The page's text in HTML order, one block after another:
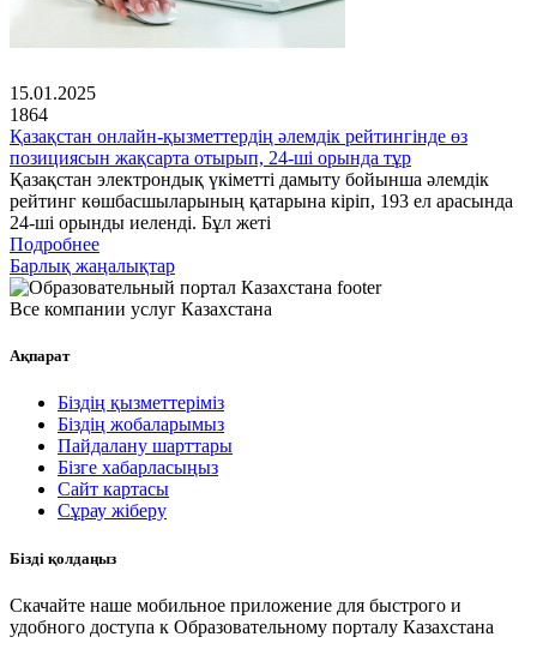
15.01.2025
1864
Қазақстан онлайн-қызметтердің әлемдік рейтингінде өз
позициясын жақсарта отырып, 24-ші орында тұр
Қазақстан электрондық үкіметті дамыту бойынша әлемдік
рейтинг көшбасшыларының қатарына кіріп, 193 ел арасында
24-ші орынды иеленді. Бұл жеті
Подробнее
Барлық жаңалықтар
Все компании услуг Казахстана
Ақпарат
Біздің қызметтеріміз
Біздің жобаларымыз
Пайдалану шарттары
Бізге хабарласыңыз
Сайт картасы
Сұрау жіберу
Бізді қолдаңыз
Скачайте наше мобильное приложение для быстрого и
удобного доступа к Образовательному порталу Казахстана